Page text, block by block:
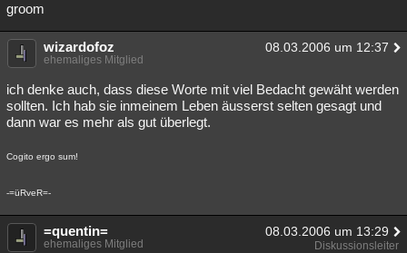
groom
wizardofoz 08.03.2006 um 12:37
ehemaliges Mitglied
ich denke auch, dass diese Worte mit viel Bedacht gewäht werden
sollten. Ich hab sie inmeinem Leben äusserst selten gesagt und
dann war es mehr als gut überlegt.
Cogito ergo sum!
-=üRveR=-
=quentin= 08.03.2006 um 13:29
ehemaliges Mitglied Diskussionsleiter